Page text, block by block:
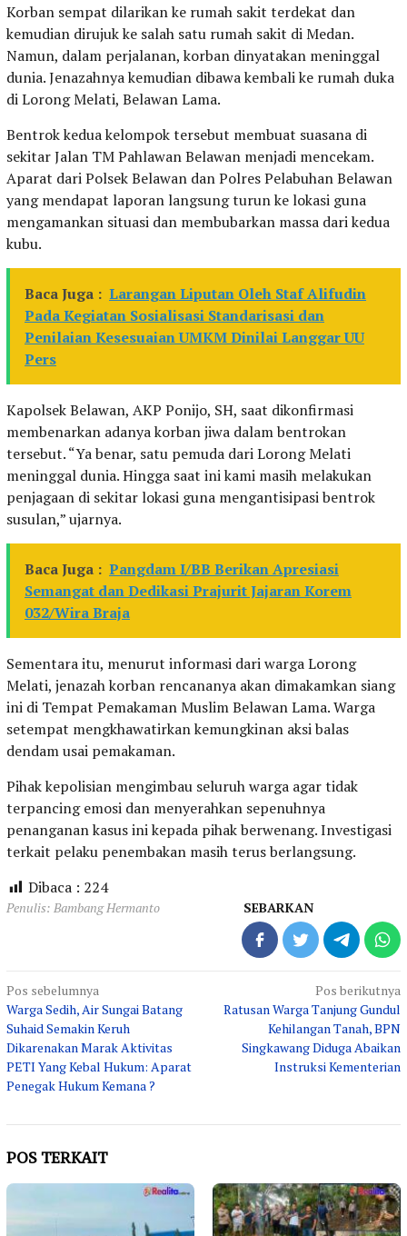
Korban sempat dilarikan ke rumah sakit terdekat dan
kemudian dirujuk ke salah satu rumah sakit di Medan.
Namun, dalam perjalanan, korban dinyatakan meninggal
dunia. Jenazahnya kemudian dibawa kembali ke rumah duka
di Lorong Melati, Belawan Lama.
Bentrok kedua kelompok tersebut membuat suasana di
sekitar Jalan TM Pahlawan Belawan menjadi mencekam.
Aparat dari Polsek Belawan dan Polres Pelabuhan Belawan
yang mendapat laporan langsung turun ke lokasi guna
mengamankan situasi dan membubarkan massa dari kedua
kubu.
Baca Juga : Larangan Liputan Oleh Staf Alifudin
Pada Kegiatan Sosialisasi Standarisasi dan
Penilaian Kesesuaian UMKM Dinilai Langgar UU
Pers
Kapolsek Belawan, AKP Ponijo, SH, saat dikonfirmasi
membenarkan adanya korban jiwa dalam bentrokan
tersebut. “Ya benar, satu pemuda dari Lorong Melati
meninggal dunia. Hingga saat ini kami masih melakukan
penjagaan di sekitar lokasi guna mengantisipasi bentrok
susulan,” ujarnya.
Baca Juga : Pangdam I/BB Berikan Apresiasi
Semangat dan Dedikasi Prajurit Jajaran Korem
032/Wira Braja
Sementara itu, menurut informasi dari warga Lorong
Melati, jenazah korban rencananya akan dimakamkan siang
ini di Tempat Pemakaman Muslim Belawan Lama. Warga
setempat mengkhawatirkan kemungkinan aksi balas
dendam usai pemakaman.
Pihak kepolisian mengimbau seluruh warga agar tidak
terpancing emosi dan menyerahkan sepenuhnya
penanganan kasus ini kepada pihak berwenang. Investigasi
terkait pelaku penembakan masih terus berlangsung.
Dibaca : 224
Penulis: Bambang Hermanto SEBARKAN
Navigasi
pos
Pos sebelumnya
Warga Sedih, Air Sungai Batang
Suhaid Semakin Keruh
Dikarenakan Marak Aktivitas
PETI Yang Kebal Hukum: Aparat
Penegak Hukum Kemana ?
Pos berikutnya
Ratusan Warga Tanjung Gundul
Kehilangan Tanah, BPN
Singkawang Diduga Abaikan
Instruksi Kementerian
POS TERKAIT